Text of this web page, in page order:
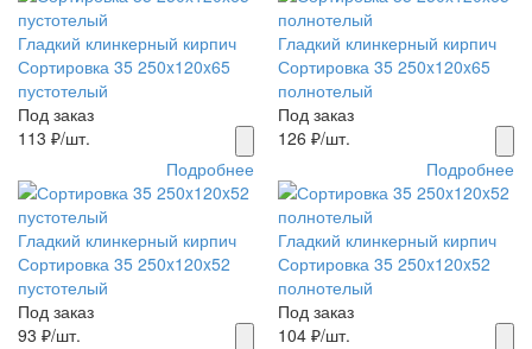
Гладкий клинкерный кирпич
Сортировка 35 250x120x65
пустотелый
Под заказ
113 ₽/шт.
Подробнее
Гладкий клинкерный кирпич
Сортировка 35 250x120x65
полнотелый
Под заказ
126 ₽/шт.
Подробнее
Гладкий клинкерный кирпич
Сортировка 35 250x120x52
пустотелый
Под заказ
93 ₽/шт.
Гладкий клинкерный кирпич
Сортировка 35 250x120x52
полнотелый
Под заказ
104 ₽/шт.